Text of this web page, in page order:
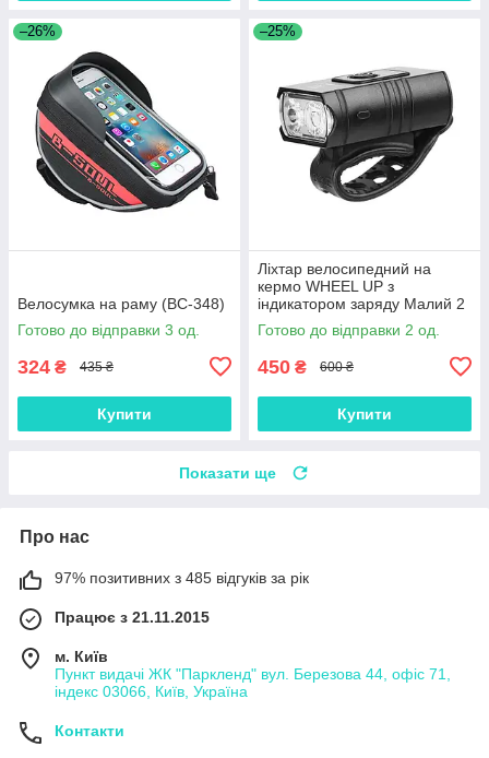
–26%
Велосумка на раму (ВС-348)
Готово до відправки 3 од.
324 ₴ 435 ₴
Купити
–25%
Ліхтар велосипедний на
кермо WHEEL UP з
індикатором заряду Малий 2
діода
Готово до відправки 2 од.
450 ₴ 600 ₴
Купити
Показати ще
Про нас
97% позитивних з 485 відгуків за рік
Працює з 21.11.2015
м. Київ
Пункт видачі ЖК "Паркленд" вул. Березова 44, офіс 71,
індекс 03066, Київ, Україна
Контакти